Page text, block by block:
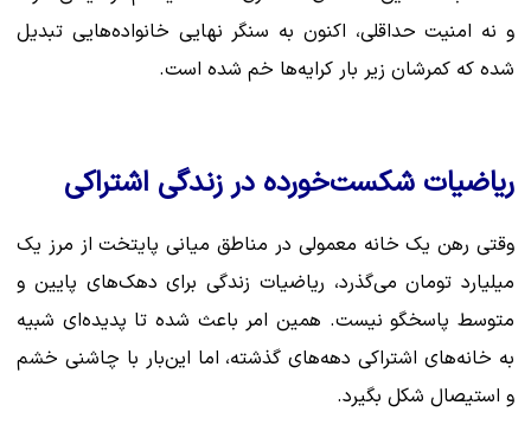
و نه امنیت حداقلی، اکنون به سنگر نهایی خانواده‌هایی تبدیل
شده که کمرشان زیر بار کرایه‌ها خم شده است.
ریاضیات شکست‌خورده در زندگی اشتراکی
وقتی رهن یک خانه معمولی در مناطق میانی پایتخت از مرز یک
میلیارد تومان می‌گذرد، ریاضیات زندگی برای دهک‌های پایین و
متوسط پاسخگو نیست. همین امر باعث شده تا پدیده‌ای شبیه
به خانه‌های اشتراکی دهه‌های گذشته، اما این‌بار با چاشنی خشم
و استیصال شکل بگیرد.